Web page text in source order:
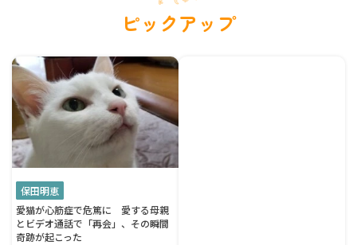
ピックアップ
保田明恵
愛猫が心筋症で危篤に 愛する母親
とビデオ通話で「再会」、その瞬間
奇跡が起こった